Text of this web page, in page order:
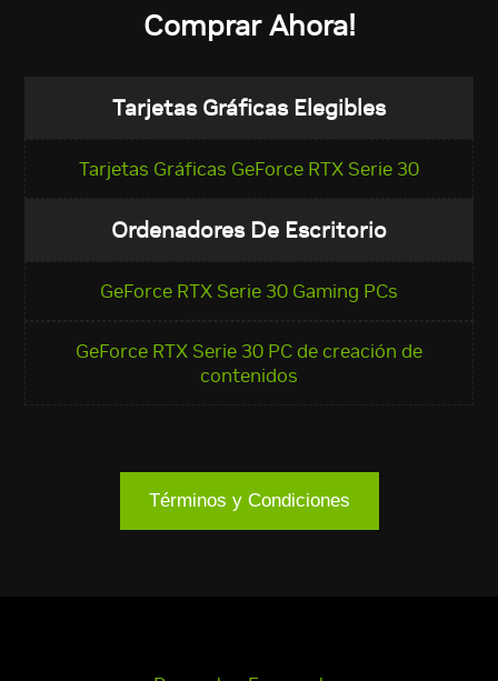
Comprar Ahora!
Tarjetas Gráficas Elegibles
Tarjetas Gráficas GeForce RTX Serie 30
Ordenadores De Escritorio
GeForce RTX Serie 30 Gaming PCs
GeForce RTX Serie 30 PC de creación de
contenidos
Términos y Condiciones